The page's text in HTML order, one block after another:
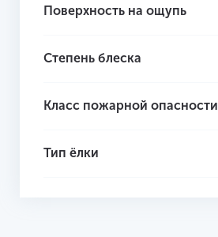
4+1
4.3
Поверхность на ощупь
Степень блеска
Класс пожарной опасности
Тип ёлки